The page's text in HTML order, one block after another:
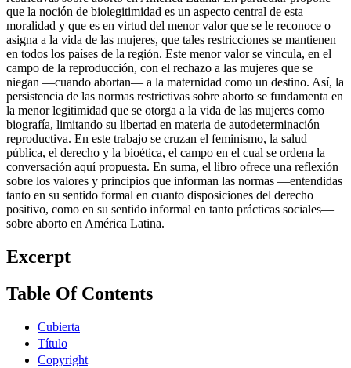
que la noción de biolegitimidad es un aspecto central de esta
moralidad y que es en virtud del menor valor que se le reconoce o
asigna a la vida de las mujeres, que tales restricciones se mantienen
en todos los países de la región. Este menor valor se vincula, en el
campo de la reproducción, con el rechazo a las mujeres que se
niegan —cuando abortan— a la maternidad como un destino. Así, la
persistencia de las normas restrictivas sobre aborto se fundamenta en
la menor legitimidad que se otorga a la vida de las mujeres como
biografía, limitando su libertad en materia de autodeterminación
reproductiva. En este trabajo se cruzan el feminismo, la salud
pública, el derecho y la bioética, el campo en el cual se ordena la
conversación aquí propuesta. En suma, el libro ofrece una reflexión
sobre los valores y principios que informan las normas —entendidas
tanto en su sentido formal en cuanto disposiciones del derecho
positivo, como en su sentido informal en tanto prácticas sociales—
sobre aborto en América Latina.
Excerpt
Table Of Contents
Cubierta
Título
Copyright